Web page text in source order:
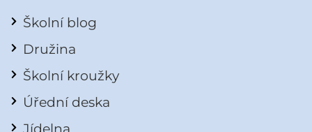
Školní blog
Družina
Školní kroužky
Úřední deska